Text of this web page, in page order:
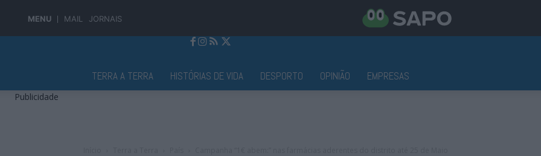
MENU MAIL JORNAIS
TERRA A TERRA HISTÓRIAS DE VIDA DESPORTO OPINIÃO EMPRESAS
Publicidade